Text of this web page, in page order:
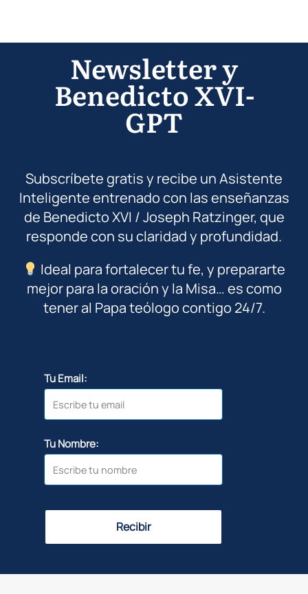
Newsletter y
Benedicto XVI-
GPT
Subscríbete gratis y recibe un Asistente
Inteligente entrenado con las enseñanzas
de Benedicto XVI / Joseph Ratzinger, que
responde con su claridad y profundidad.
Ideal para fortalecer tu fe, y prepararte
mejor para la oración y la Misa… es como
tener al Papa teólogo contigo 24/7.
Tu Email:
Tu Nombre:
Recibir